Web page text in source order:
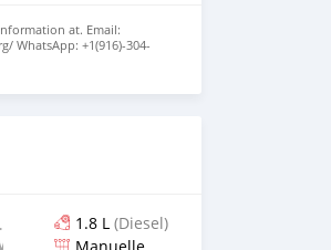
at. Email:
WhatsApp: +1(916)-304-
1.8 L (Diesel)